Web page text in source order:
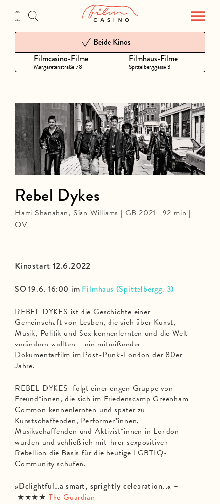
Inhalt
Filmcasino-Filme
Margaretenstraße 78
Beide Kinos
Filmhaus-Filme
Spittelberggasse 3
Kinostart 12.6.2022
SO 19.6. 16:00 im Filmhaus (Spittelbergg. 3)
REBEL DYKES ist die Geschichte einer
Gemeinschaft von Lesben, die sich über Kunst,
Musik, Politik und Sex kennenlernten und die Welt
verändern wollten – ein mitreißender
Dokumentarfilm im Post-Punk-London der 80er
Jahre.
REBEL DYKES folgt einer engen Gruppe von
Freund*innen, die sich im Friedenscamp Greenham
Common kennenlernten und später zu
Kunstschaffenden, Performer*innen,
Musikschaffenden und Aktivist*innen in London
wurden und schließlich mit ihrer sexpositiven
Rebellion die Basis für die heutige LGBTIQ-
Community schufen.
»Delightful…a smart, sprightly celebration…« –
★★★★ The Guardian
Rebel Dykes
Harri Shanahan, Sîan Williams | GB 2021 | 92 min |
OV